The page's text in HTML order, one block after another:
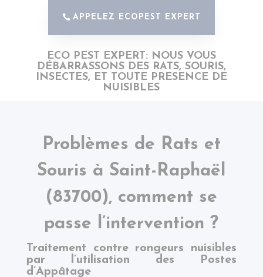
APPELEZ ECOPEST EXPERT
ECO PEST EXPERT: NOUS VOUS
DÉBARRASSONS DES RATS, SOURIS,
INSECTES, ET TOUTE PRESENCE DE
NUISIBLES
Problèmes de Rats et
Souris à Saint-Raphaël
(83700), comment se
passe l’intervention ?
Traitement contre rongeurs nuisibles
par l’utilisation des Postes
d’Appâtage